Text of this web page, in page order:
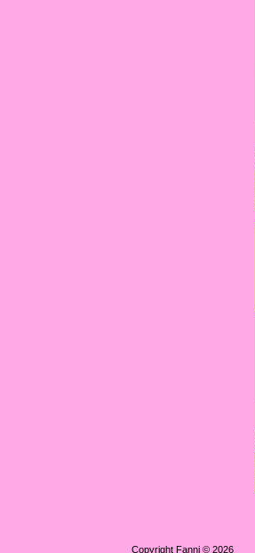
Copyright Fanni © 2026